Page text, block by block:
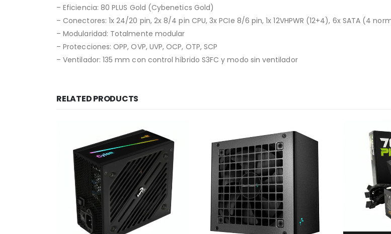
– Eficiencia: 80 PLUS Gold (Cybenetics Gold)
– Conectores: 1x 24/20 pin, 2x 8/4 pin CPU, 3x PCIe 8/6 pin, 1x 12VHPWR (12+4), 6x SATA (4
– Modularidad: Totalmente modular
– Protecciones: OPP, OVP, UVP, OCP, OTP, SCP
– Ventilador: 135 mm con control híbrido S3FC y modo sin ventilador
RELATED PRODUCTS